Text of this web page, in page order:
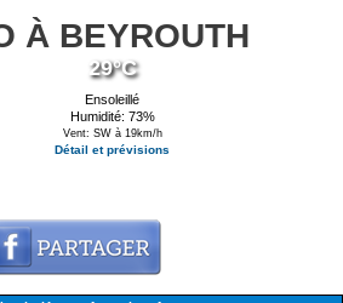
À BEYROUTH
29°C
Ensoleillé
Humidité: 73%
Vent: SW à 19km/h
Détail et prévisions